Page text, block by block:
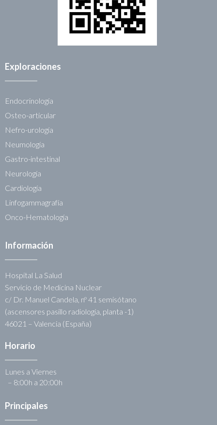
Exploraciones
Endocrinología
Osteo-articular
Nefro-urología
Neumología
Gastro-intestinal
Neurología
Cardiología
Linfogammagrafía
Onco-Hematología
Información
Hospital La Salud
Servicio de Medicina Nuclear
c/ Dr. Manuel Candela, nº 41 semisótano
(ascensores pasillo radiología, planta -1)
46021 – Valencia (España)
Horario
Lunes a Viernes
– 8:00h a 20:00h
Principales